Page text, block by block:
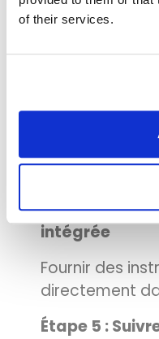
of their services.
évoluer vers
Permettre aux
Étape 4 :
intégrée
Fournir des
directement
Étape 5 :